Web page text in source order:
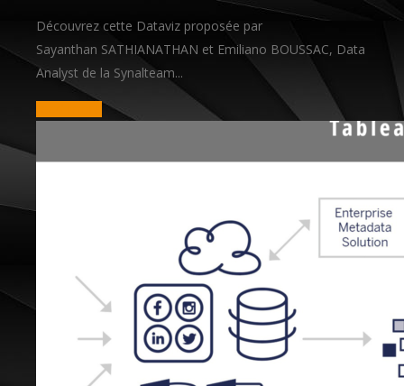
Découvrez cette Dataviz proposée par
Sayanthan SATHIANATHAN et Emiliano BOUSSAC, Data
Analyst de la Synalteam...